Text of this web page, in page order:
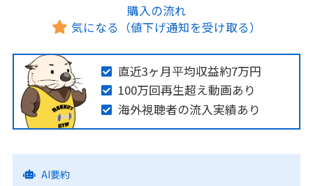
購入の流れ
気になる（値下げ通知を受け取る）
直近3ヶ月平均収益約7万円
100万回再生超え動画あり
海外視聴者の流入実績あり
AI要約